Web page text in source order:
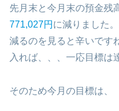
先月末と今月末の預金残
771,027円 に減りました
減るのを見ると辛いです
入れば、、、一応目標は
そのため今月の目標は、